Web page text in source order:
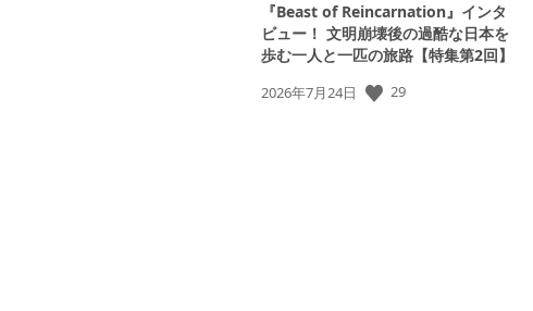
『Beast of Reincarnation』インタ
ビュー！ 文明崩壊後の過酷な日本を
歩む一人と一匹の旅路【特集第2回】
公
2026年7月24日 29